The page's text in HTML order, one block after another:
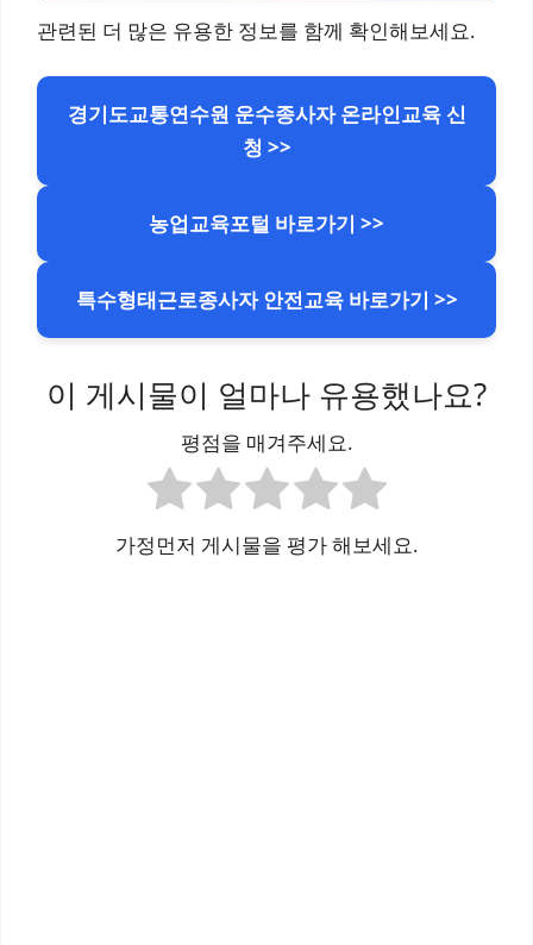
관련된 더 많은 유용한 정보를 함께 확인해보세요.
경기도교통연수원 운수종사자 온라인교육 신
청 >>
농업교육포털 바로가기 >>
특수형태근로종사자 안전교육 바로가기 >>
이 게시물이 얼마나 유용했나요?
평점을 매겨주세요.
가정먼저 게시물을 평가 해보세요.